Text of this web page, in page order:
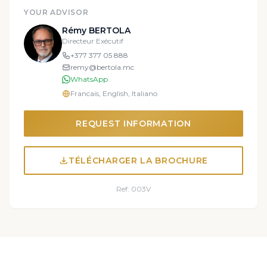
YOUR ADVISOR
Rémy BERTOLA
Directeur Exécutif
+377 377 05 888
remy@bertola.mc
WhatsApp
Francais, English, Italiano
REQUEST INFORMATION
TÉLÉCHARGER LA BROCHURE
Ref: 003V